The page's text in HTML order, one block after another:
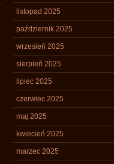
listopad 2025
październik 2025
wrzesień 2025
sierpień 2025
lipiec 2025
czerwiec 2025
maj 2025
kwiecień 2025
marzec 2025